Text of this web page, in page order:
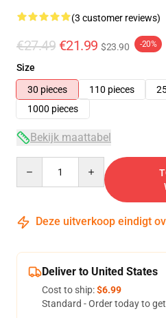
(3 customer reviews)
€27.49 €21.99 $23.90 -20%
Size
30 pieces
110 pieces
1000 pieces
Bekijk maattabel
Deze uitverkoop eindigt
Deliver to United States
Cost to ship:$6.99
Standard - Order today to